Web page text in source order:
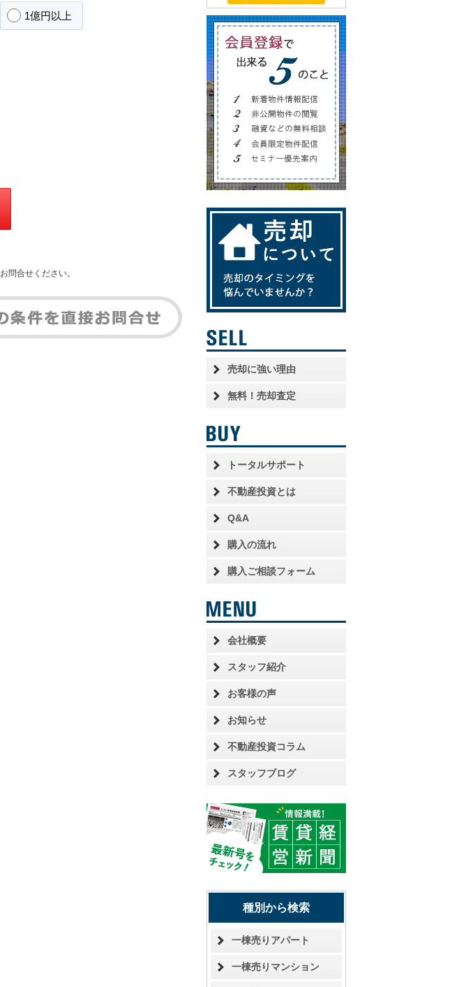
1億円以上
問合せください。
売却に強い理由
無料！売却査定
トータルサポート
不動産投資とは
Q&A
購入の流れ
購入ご相談フォーム
会社概要
スタッフ紹介
お客様の声
お知らせ
不動産投資コラム
スタッフブログ
種別から検索
一棟売りアパート
一棟売りマンション